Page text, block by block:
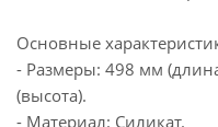
Основные
- Размеры: 498 мм
(высота).
- Материал: Силикат.